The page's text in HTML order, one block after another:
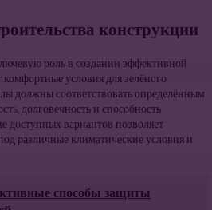
конструкции
роль в создании эффективной
комфортные условия для зелёного
должны соответствовать определённым
долговечность и способность
доступных вариантов позволяет
различные климатические условия и
способы защиты